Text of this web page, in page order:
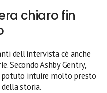
chiaro fin
dell’intervista c’è anche
Secondo Ashby Gentry,
intuire molto presto
storia.